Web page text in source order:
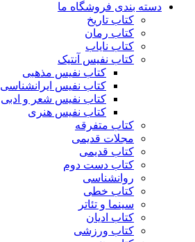
دسته بندی فروشگاه ما
کتاب تاریخ
کتاب رمان
کتاب نایاب
کتاب نفیس آنتیک
کتاب نفیس مذهبی
کتاب نفیس ایرانشناسی
کتاب نفیس شعر و ادبی
کتاب نفیس هنری
کتاب متفرقه
مجلات قدیمی
کتاب قدیمی
کتاب دست دوم
روانشناسی
کتاب خطی
سینما و تئاتر
کتاب ادیان
کتاب ورزشی